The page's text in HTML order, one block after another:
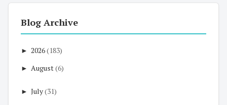
Blog Archive
► 2026(183)
► August(6)
► July(31)